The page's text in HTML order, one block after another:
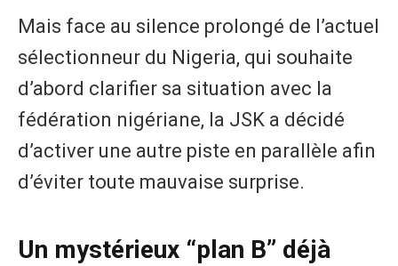
Mais face au silence prolongé de l’actuel
sélectionneur du Nigeria, qui souhaite
d’abord clarifier sa situation avec la
fédération nigériane, la JSK a décidé
d’activer une autre piste en parallèle afin
d’éviter toute mauvaise surprise.
Un mystérieux “plan B” déjà